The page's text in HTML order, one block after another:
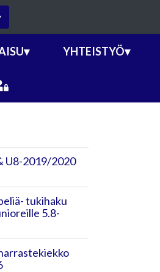
▾ YHTEISTYÖ▾
U8-2019/2020
tukihaku
5.8-